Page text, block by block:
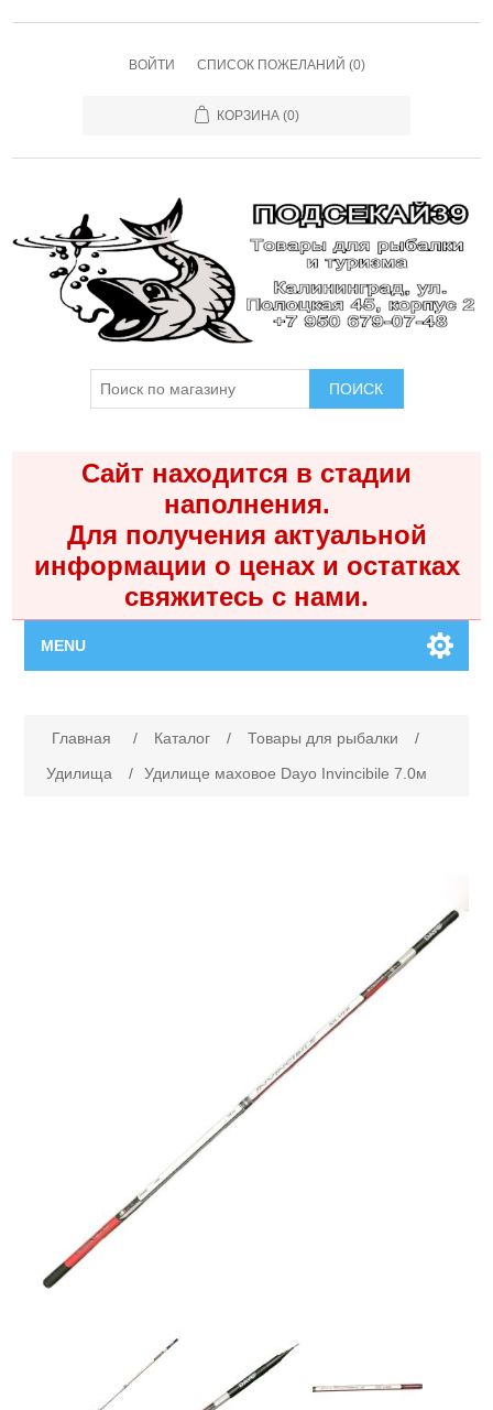
ВОЙТИ СПИСОК ПОЖЕЛАНИЙ (0)
КОРЗИНА (0)
ПОИСК
Сайт находится в стадии
наполнения.
Для получения актуальной
информации о ценах и остатках
свяжитесь с нами.
MENU
Каталог
Товары для рыбалки
Аксессуары для лодок
Главная / Каталог / Товары для рыбалки
/
Удилища
/ Удилище маховое Dayo Invincibile 7.0м